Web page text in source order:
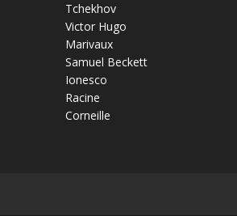
Tchekhov
Victor Hugo
Marivaux
Samuel Beckett
Ionesco
Racine
Corneille